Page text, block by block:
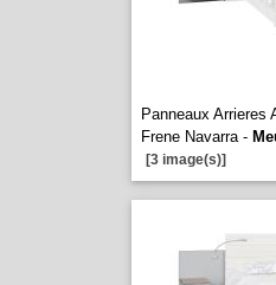
Panneaux Arrieres
Frene Navarra -
[3 image(s)]